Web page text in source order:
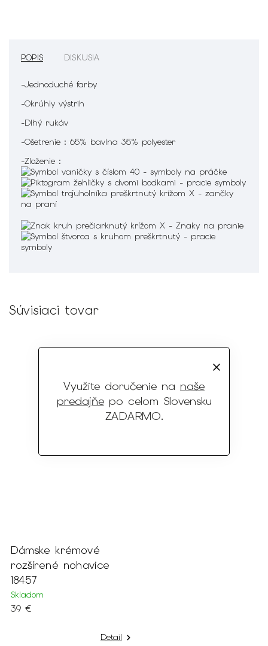
Využite doručenie na naše
predajňepo celom Slovensku
ZADARMO.
POPIS DISKUSIA
-Jednoduché farby
-Okrúhly výstrih
-Dlhý rukáv
-Ošetrenie : 65% bavlna 35% polyester
-Zloženie :
Súvisiaci tovar
Dámske krémové
rozšírené nohavice
18457
Skladom
39 €
Detail